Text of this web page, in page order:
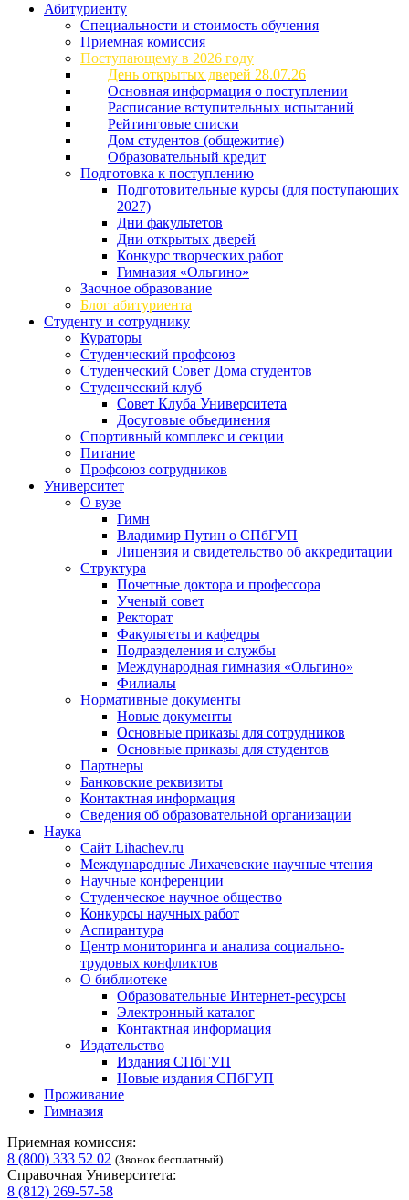
Абитуриенту
Специальности и стоимость обучения
Приемная комиссия
Поступающему в 2026 году
День открытых дверей 28.07.26
Основная информация о поступлении
Расписание вступительных испытаний
Рейтинговые списки
Дом студентов (общежитие)
Образовательный кредит
Подготовка к поступлению
Подготовительные курсы (для поступающих
2027)
Дни факультетов
Дни открытых дверей
Конкурс творческих работ
Гимназия «Ольгино»
Заочное образование
Блог абитуриента
Студенту и сотруднику
Кураторы
Студенческий профсоюз
Студенческий Совет Дома студентов
Студенческий клуб
Совет Клуба Университета
Досуговые объединения
Спортивный комплекс и секции
Питание
Профсоюз сотрудников
Университет
О вузе
Гимн
Владимир Путин о СПбГУП
Лицензия и свидетельство об аккредитации
Структура
Почетные доктора и профессора
Ученый совет
Ректорат
Факультеты и кафедры
Подразделения и службы
Международная гимназия «Ольгино»
Филиалы
Нормативные документы
Новые документы
Основные приказы для сотрудников
Основные приказы для студентов
Партнеры
Банковские реквизиты
Контактная информация
Сведения об образовательной организации
Наука
Сайт Lihachev.ru
Международные Лихачевские научные чтения
Научные конференции
Студенческое научное общество
Конкурсы научных работ
Аспирантура
Центр мониторинга и анализа социально-
трудовых конфликтов
О библиотеке
Образовательные Интернет-ресурсы
Электронный каталог
Контактная информация
Издательство
Издания СПбГУП
Новые издания СПбГУП
Проживание
Гимназия
Приемная комиссия:
8 (800) 333 52 02 (Звонок бесплатный)
Справочная Университета:
8 (812) 269-57-58